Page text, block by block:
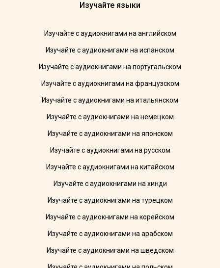
Изучайте языки
Изучайте с аудиокнигами на английском
Изучайте с аудиокнигами на испанском
Изучайте с аудиокнигами на португальском
Изучайте с аудиокнигами на французском
Изучайте с аудиокнигами на итальянском
Изучайте с аудиокнигами на немецком
Изучайте с аудиокнигами на японском
Изучайте с аудиокнигами на русском
Изучайте с аудиокнигами на китайском
Изучайте с аудиокнигами на хинди
Изучайте с аудиокнигами на турецком
Изучайте с аудиокнигами на корейском
Изучайте с аудиокнигами на арабском
Изучайте с аудиокнигами на шведском